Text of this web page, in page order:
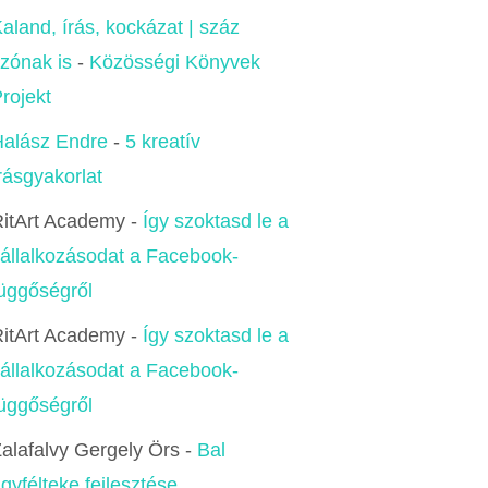
írás, kockázat | száz
is - Közösségi Könyvek
Endre - 5 kreatív
Academy - Így szoktasd le a
a Facebook-
Academy - Így szoktasd le a
a Facebook-
Gergely Örs - Bal